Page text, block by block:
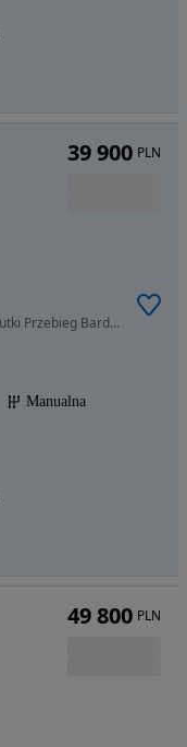
1199 cm3 • 83 KM • Peugeot 208 1.2 Ben Malutki Przebieg Bardzo Fajny Auto
Manualna
39 900 PLN
49 800 PLN